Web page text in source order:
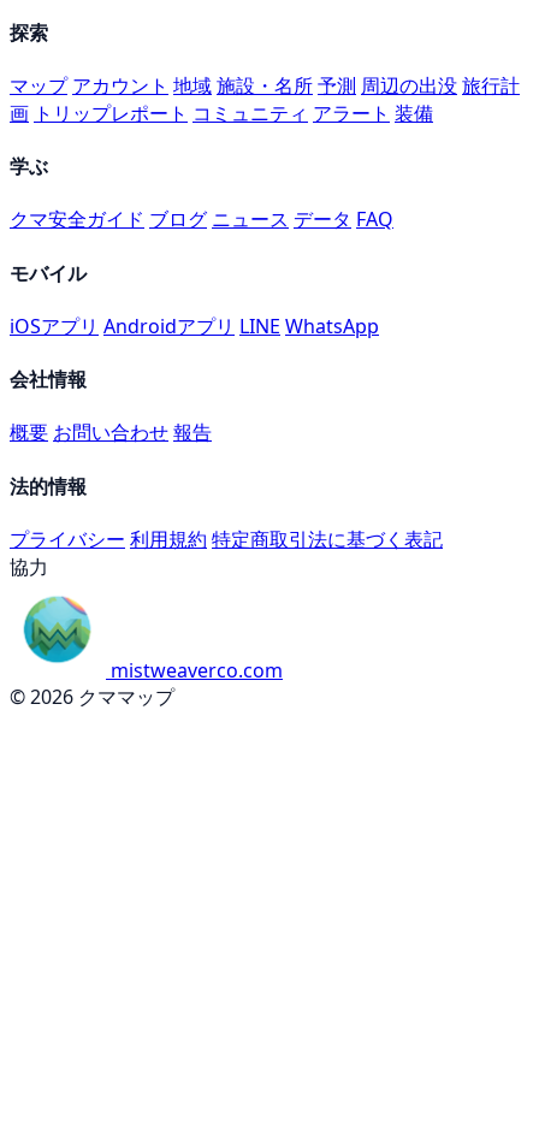
探索
マップ アカウント 地域施設・名所予測 周辺の出没旅行計
画 トリップレポート コミュニティ アラート 装備
学ぶ
クマ安全ガイド ブログ ニュース データ FAQ
モバイル
iOSアプリ Androidアプリ LINE WhatsApp
会社情報
概要 お問い合わせ報告
法的情報
プライバシー 利用規約 特定商取引法に基づく表記
協力
mistweaverco.com
© 2026 クママップ